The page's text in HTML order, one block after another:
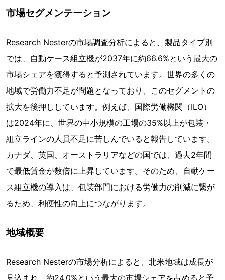
市場セグメンテーション
Research Nesterの市場調査分析によると、製品タイプ別
では、自動ケース組立機が2037年に約66.6%という最大の
市場シェアを獲得すると予測されています。世界の多くの
地域で労働力不足が問題となっており、このセグメントの
拡大を後押ししています。例えば、国際労働機関（ILO）
は2024年に、世界の中小規模の工場の35%以上が包装・
組立ラインの人員不足に苦しんでいると報告しています。
カナダ、英国、オーストラリアなどの国では、過去2年間
で最低賃金が数倍に上昇しています。そのため、自動ケー
ス組立機の導入は、包装部門における労働力の削減に繋が
るため、利便性の向上につながります。
地域概要
Research Nesterの市場分析によると、北米地域は成長が
見込まれ、約24.0%という最大の市場シェアを占めると予